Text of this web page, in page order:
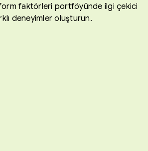
faktörleri portföyünde ilgi çekici
deneyimler oluşturun.